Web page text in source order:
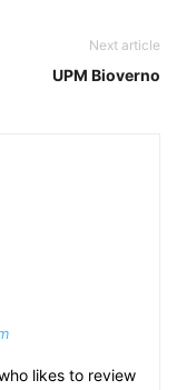
Next article
UPM Bioverno
likes to review